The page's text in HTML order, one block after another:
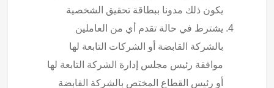
يكون ذلك مدونا ببطاقة تحقيق الشخصية
يشترط في حالة تقدم أي من العاملين
بالشركة القابضة أو الشركات التابعة لها
موافقة رئيس مجلس إدارة الشركة التابعة لها
أو رئيس القطاع المختص بالشركة القابضة